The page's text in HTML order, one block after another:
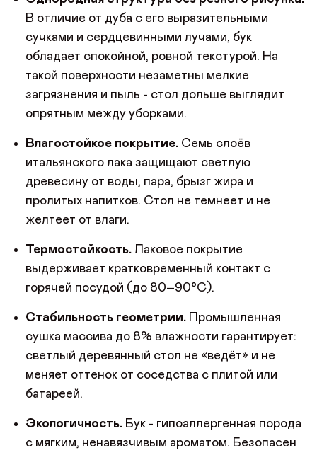
В отличие от дуба с его выразительными
сучками и сердцевинными лучами, бук
обладает спокойной, ровной текстурой. На
такой поверхности незаметны мелкие
загрязнения и пыль - стол дольше выглядит
опрятным между уборками.
Влагостойкое покрытие. Семь слоёв
итальянского лака защищают светлую
древесину от воды, пара, брызг жира и
пролитых напитков. Стол не темнеет и не
желтеет от влаги.
Термостойкость. Лаковое покрытие
выдерживает кратковременный контакт с
горячей посудой (до 80–90°C).
Стабильность геометрии. Промышленная
сушка массива до 8% влажности гарантирует:
светлый деревянный стол не «ведёт» и не
меняет оттенок от соседства с плитой или
батареей.
Экологичность. Бук - гипоаллергенная порода
с мягким, ненавязчивым ароматом. Безопасен